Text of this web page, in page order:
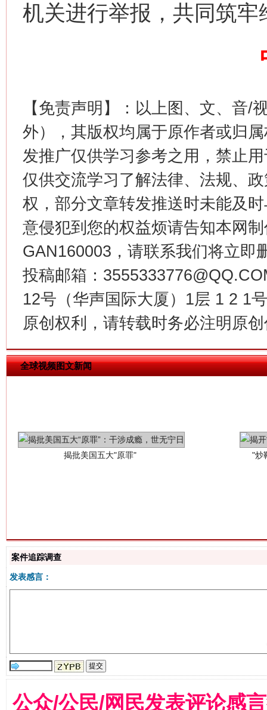
机关进行举报，共同筑
【免责声明】：以上图、文、音/
外），其版权均属于原作者或归
发推广仅供学习参考之用，禁止
仅供交流学习了解法律、法规、
权，部分文章转发推送时未能及
意侵犯到您的权益烦请告知本网
GAN160003，请联系我们将立即
投稿邮箱：
12号（华声国际大厦）1层 1 2 1
原创权利，请转载时务必注明原
全球视频图文新闻
“刷贴”乱象丛生
生
解纷+调解+退费，一次搞定
站台名比不上好声名
案件追踪调查
发表感言：
公众/公民/网民发表评论感